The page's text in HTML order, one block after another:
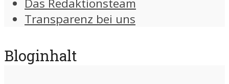
Das Redaktionsteam
Transparenz bei uns
Bloginhalt